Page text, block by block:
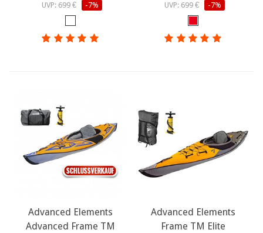
UVP: 699 € -7% UVP: 699 € -7%
Advanced Elements
Advanced Frame TM
Advanced Elements
Frame TM Elite